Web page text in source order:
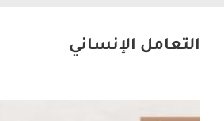
التعامل الإنساني